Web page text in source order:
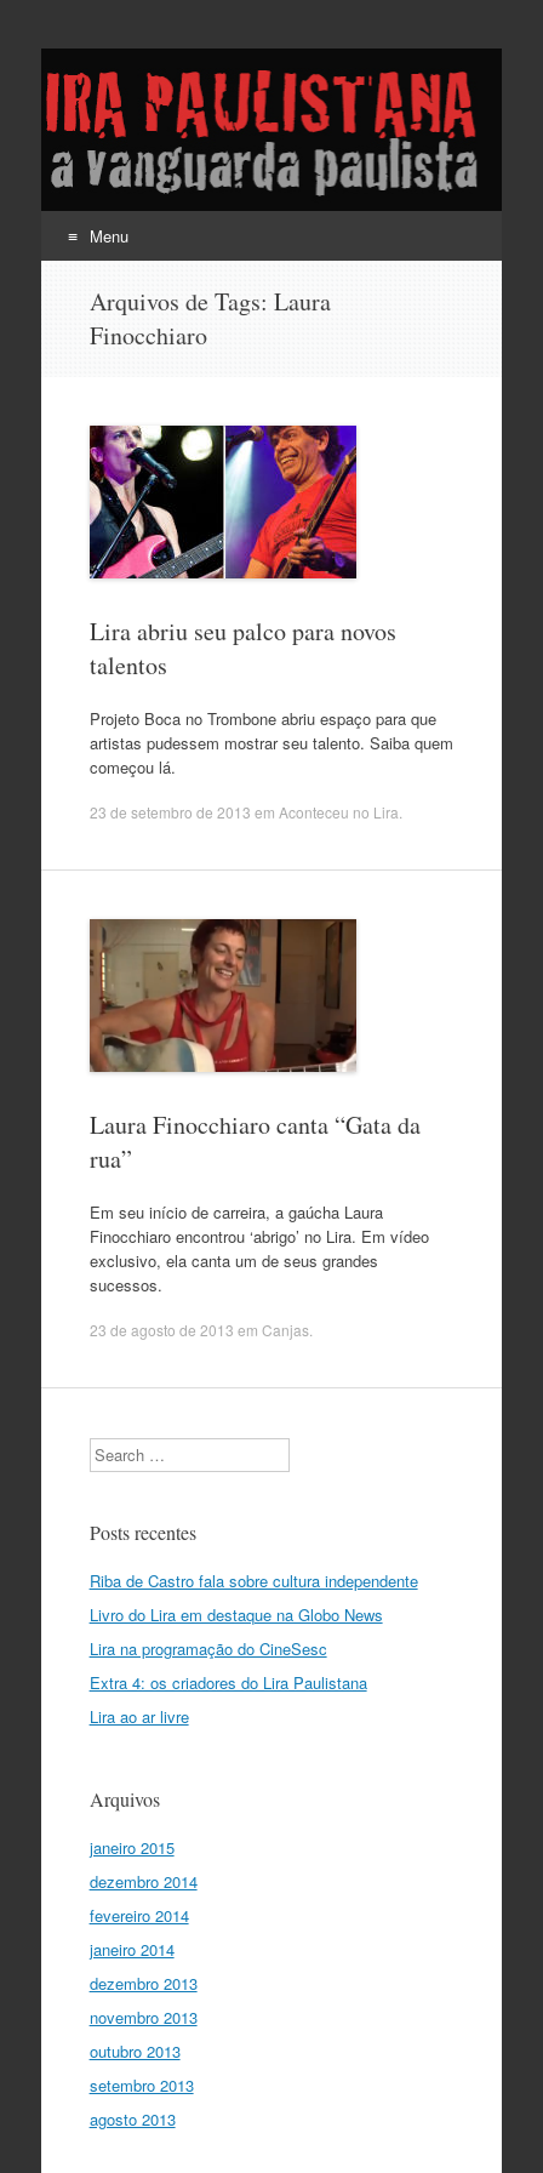
Lira Paulistana e a
vanguarda paulista
Menu
Arquivos de Tags: Laura
Finocchiaro
Lira abriu seu palco para novos
talentos
Projeto Boca no Trombone abriu espaço para que
artistas pudessem mostrar seu talento. Saiba quem
começou lá.
23 de setembro de 2013 em Aconteceu no Lira
Laura Finocchiaro canta “Gata da
rua”
Em seu início de carreira, a gaúcha Laura
Finocchiaro encontrou ‘abrigo’ no Lira. Em vídeo
exclusivo, ela canta um de seus grandes
sucessos.
23 de agosto de 2013 em Canjas.
Search
Posts recentes
Riba de Castro fala sobre cultura independente
Livro do Lira em destaque na Globo News
Lira na programação do CineSesc
Extra 4: os criadores do Lira Paulistana
Lira ao ar livre
Arquivos
janeiro 2015
dezembro 2014
fevereiro 2014
janeiro 2014
dezembro 2013
novembro 2013
outubro 2013
setembro 2013
agosto 2013